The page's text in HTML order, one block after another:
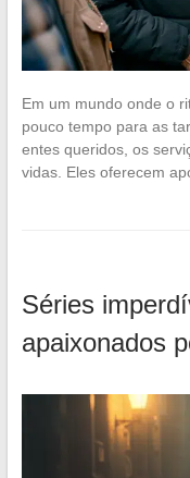
Em um mundo onde o
pouco tempo para as
entes queridos, os
vidas. Eles oferecem
Séries
apaixonados